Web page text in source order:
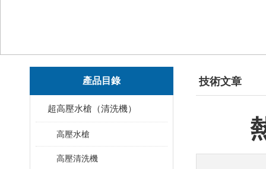
產品目錄
超高壓水槍（清洗機）
高壓水槍
高壓清洗機
技術文章